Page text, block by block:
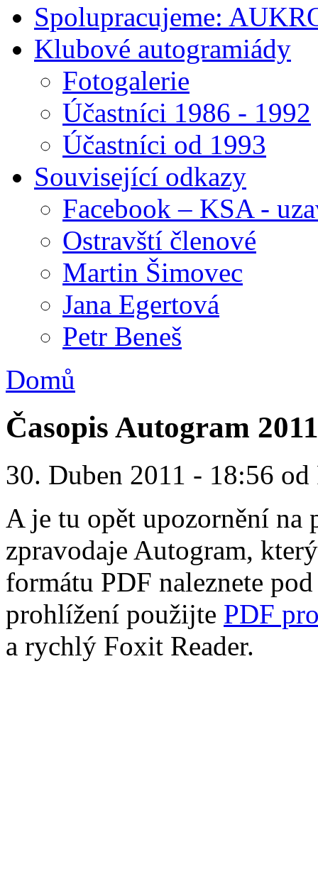
Spolupracujeme:
Klubové autogramiády
Fotogalerie
Účastníci 1986 - 1992
Účastníci od 1993
Související odkazy
Facebook – KSA -
Ostravští členové
Martin Šimovec
Jana Egertová
Petr Beneš
Domů
Časopis Autogram
30. Duben 2011 - 18:56
A je tu opět upozornění na
zpravodaje Autogram,
formátu PDF naleznete
prohlížení použijte PDF
a rychlý Foxit Reader.